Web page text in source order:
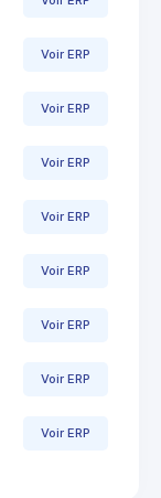
Voir ERP
Voir ERP
Voir ERP
Voir ERP
Voir ERP
Voir ERP
Voir ERP
Voir ERP